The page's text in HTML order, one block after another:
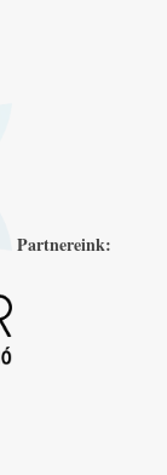
Partnereink: